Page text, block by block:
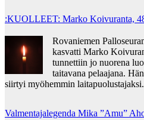
:KUOLLEET: Marko Koivuranta,
Rovaniemen
kasvatti Marko
tunnettiin jo nuorena
taitavana pelaajana.
siirtyi myöhemmin
Valmentajalegenda Mika ”Amu”